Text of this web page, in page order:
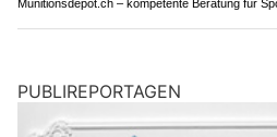
Munitionsdepot.ch – kompetente Beratung für
PUBLIREPORTAGEN